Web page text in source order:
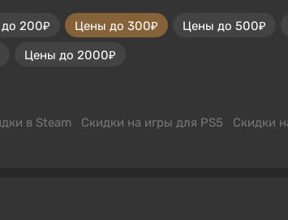
200₽ Цены до 300₽ Цены до 500₽
Цены до 2000₽
в Steam Скидки на игры для PS5
Скидки